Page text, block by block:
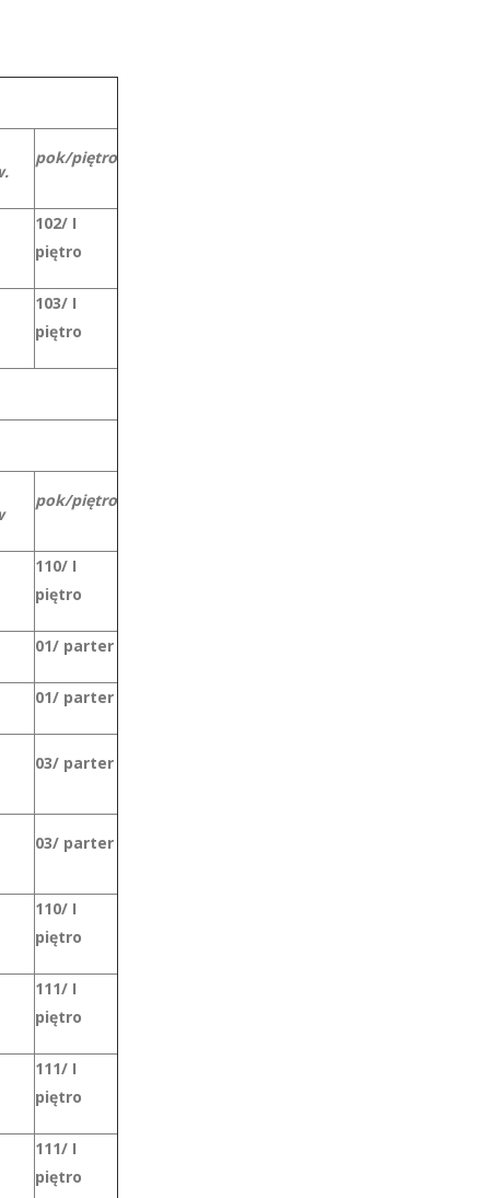
pok/piętro
102/ I
piętro
103/ I
piętro
pok/piętro
110/ I
piętro
01/ parter
01/ parter
03/ parter
03/ parter
110/ I
piętro
111/ I
piętro
111/ I
piętro
111/ I
piętro